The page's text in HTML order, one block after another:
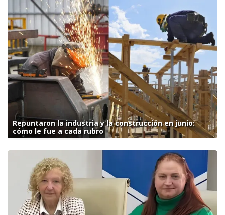
Repuntaron la industria y la construcción en junio:
cómo le fue a cada rubro